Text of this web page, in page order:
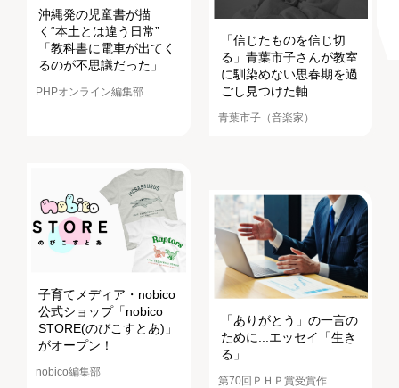
沖縄発の児童書が描
く“本土とは違う日常”
「教科書に電車が出てく
るのが不思議だった」
PHPオンライン編集部
「信じたものを信じ切
る」青葉市子さんが教室
に馴染めない思春期を過
ごし見つけた軸
青葉市子（音楽家）
子育てメディア・nobico
公式ショップ「nobico
STORE(のびこすとあ)」
がオープン！
nobico編集部
「ありがとう」の一言の
ために...エッセイ「生き
る」
第70回ＰＨＰ賞受賞作